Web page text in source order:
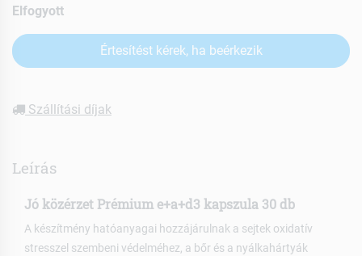
Elfogyott
Értesítést kérek, ha beérkezik
Szállítási díjak
Leírás
Jó közérzet Prémium e+a+d3 kapszula 30 db
A készítmény hatóanyagai hozzájárulnak a sejtek oxidatív
stresszel szembeni védelméhez, a bőr és a nyálkahártyák